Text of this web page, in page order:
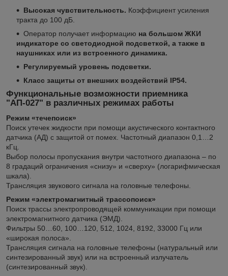
Высокая чувствительность. Коэффициент усиления
тракта до 100 дБ.
Оператор получает информацию на большом ЖКИ
индикаторе со светодиодной подсветкой, а также в
наушниках или из встроенного динамика.
Регулируемый уровень подсветки.
Класс защиты от внешних воздействий IP54.
Функциональные возможности приемника
"АП-027" в различных режимах работы
Режим «течепоиск»
Поиск утечек жидкости при помощи акустического контактного
датчика (АД) с защитой от помех. Частотный диапазон 0,1…2
кГц.
Выбор полосы пропускания внутри частотного диапазона – по
8 градаций ограничения «снизу» и «сверху» (логарифмическая
шкала).
Трансляция звукового сигнала на головные телефоны.
Режим «электромагнитный трассопоиск»
Поиск трассы электропроводящей коммуникации при помощи
электромагнитного датчика (ЭМД).
Фильтры 50…60, 100…120, 512, 1024, 8192, 33000 Гц или
«широкая полоса».
Трансляция сигнала на головные телефоны (натуральный или
синтезированный звук) или на встроенный излучатель
(синтезированный звук).